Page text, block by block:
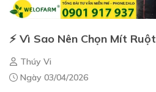
⚡ Vì Sao Nên Chọn Mít
Thúy Vi
Ngày 03/04/2026